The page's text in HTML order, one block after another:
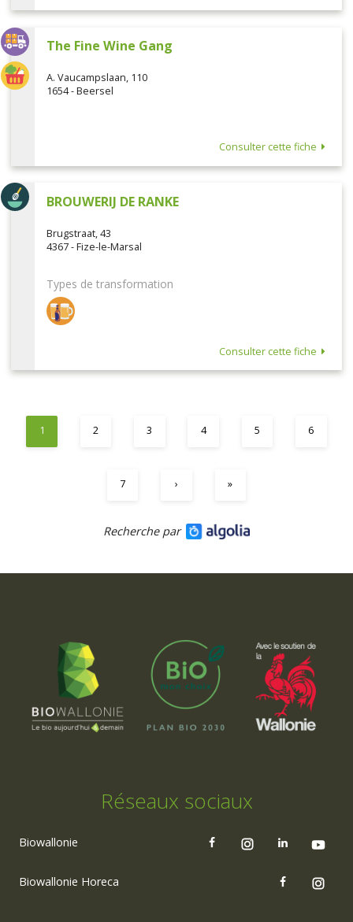
The Fine Wine Gang
A. Vaucampslaan, 110
1654 - Beersel
Consulter cette fiche
BROUWERIJ DE RANKE
Brugstraat, 43
4367 - Fize-le-Marsal
Types de transformation
Consulter cette fiche
1 2 3 4 5 6
7 › »
Recherche par
Réseaux sociaux
Biowallonie
Biowallonie Horeca